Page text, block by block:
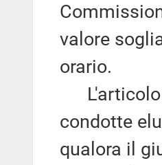
valore
orario.
L'articolo
condotte
qualora il